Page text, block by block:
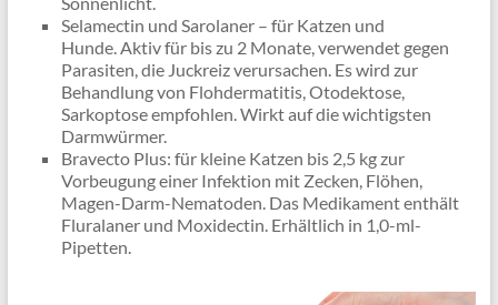
Selamectin und Sarolaner – für Katzen und
Hunde. Aktiv für bis zu 2 Monate, verwendet gegen
Parasiten, die Juckreiz verursachen. Es wird zur
Behandlung von Flohdermatitis, Otodektose,
Sarkoptose empfohlen. Wirkt auf die wichtigsten
Darmwürmer.
Bravecto Plus: für kleine Katzen bis 2,5 kg zur
Vorbeugung einer Infektion mit Zecken, Flöhen,
Magen-Darm-Nematoden. Das Medikament enthält
Fluralaner und Moxidectin. Erhältlich in 1,0-ml-
Pipetten.